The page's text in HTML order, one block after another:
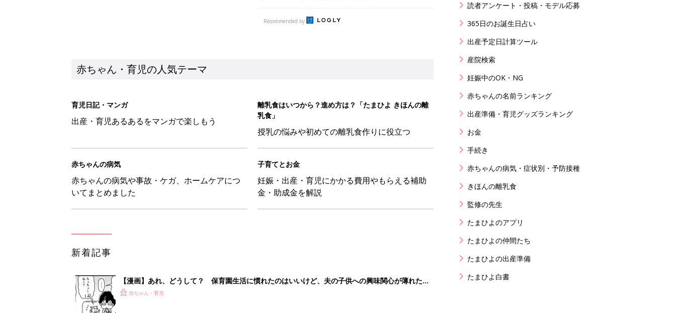
Recommended by
赤ちゃん・育児の人気テーマ
育児日記・マンガ
出産・育児あるあるをマンガで楽しもう
離乳食はいつから？進め方は？「たまひよ きほんの離
乳食」
授乳の悩みや初めての離乳食作りに役立つ
赤ちゃんの病気
赤ちゃんの病気や事故・ケガ、ホームケアにつ
いてまとめました
子育てとお金
妊娠・出産・育児にかかる費用やもらえる補助
金・助成金を解説
新着記事
【漫画】あれ、どうして？ 保育園生活に慣れたのはいいけど、夫の子供への興味関心が薄れた気
がする……！『ふうふう子育て ＃91』
赤ちゃん・育児
読者アンケート・投稿・モデル応募
365日のお誕生日占い
出産予定日計算ツール
産院検索
妊娠中のOK・NG
赤ちゃんの名前ランキング
出産準備・育児グッズランキング
お金
手続き
赤ちゃんの病気・症状別・予防接種
きほんの離乳食
監修の先生
たまひよのアプリ
たまひよの仲間たち
たまひよの出産準備
たまひよ白書